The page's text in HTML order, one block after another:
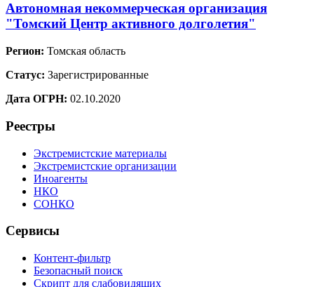
Автономная некоммерческая организация
"Томский Центр активного долголетия"
Регион: Томская область
Статус: Зарегистрированные
Дата ОГРН: 02.10.2020
Реестры
Экстремистские материалы
Экстремистские организации
Иноагенты
НКО
СОНКО
Сервисы
Контент-фильтр
Безопасный поиск
Скрипт для слабовидящих